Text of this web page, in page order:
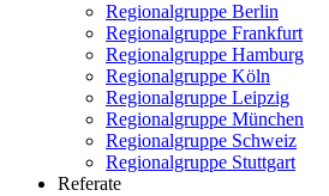
Regionalgruppe Berlin
Regionalgruppe Frankfurt
Regionalgruppe Hamburg
Regionalgruppe Köln
Regionalgruppe Leipzig
Regionalgruppe München
Regionalgruppe Schweiz
Regionalgruppe Stuttgart
Referate